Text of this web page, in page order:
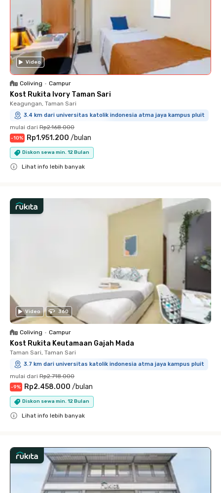
Video
Coliving • Campur
Kost Rukita Ivory Taman Sari
Keagungan, Taman Sari
3.4 km dari universitas katolik indonesia atma jaya kampus pluit
mulai dari Rp2.168.000
-10% Rp1.951.200 /bulan
Diskon sewa min. 12 Bulan
Lihat info lebih banyak
Video 360
Coliving • Campur
Kost Rukita Keutamaan Gajah Mada
Taman Sari, Taman Sari
3.7 km dari universitas katolik indonesia atma jaya kampus pluit
mulai dari Rp2.718.000
-9% Rp2.458.000 /bulan
Diskon sewa min. 12 Bulan
Lihat info lebih banyak